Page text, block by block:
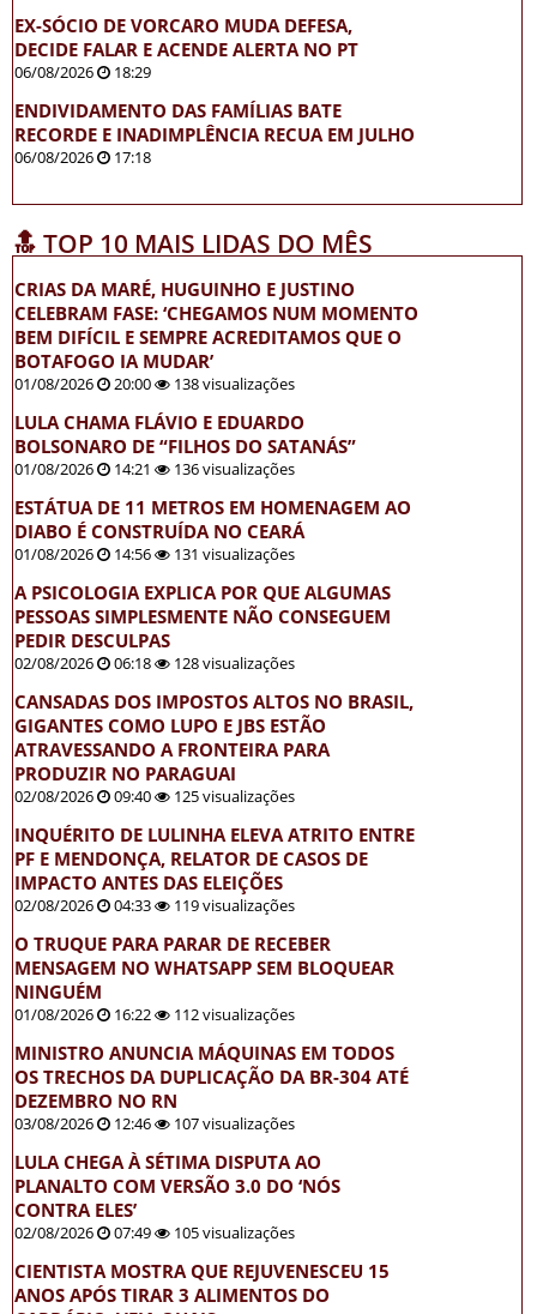
EX-SÓCIO DE VORCARO MUDA DEFESA,
DECIDE FALAR E ACENDE ALERTA NO PT
06/08/2026 18:29
ENDIVIDAMENTO DAS FAMÍLIAS BATE
RECORDE E INADIMPLÊNCIA RECUA EM JULHO
06/08/2026 17:18
🔝 TOP 10 MAIS LIDAS DO MÊS
CRIAS DA MARÉ, HUGUINHO E JUSTINO
CELEBRAM FASE: ‘CHEGAMOS NUM MOMENTO
BEM DIFÍCIL E SEMPRE ACREDITAMOS QUE O
BOTAFOGO IA MUDAR’
01/08/2026 20:00 138 visualizações
LULA CHAMA FLÁVIO E EDUARDO
BOLSONARO DE “FILHOS DO SATANÁS”
01/08/2026 14:21 136 visualizações
ESTÁTUA DE 11 METROS EM HOMENAGEM AO
DIABO É CONSTRUÍDA NO CEARÁ
01/08/2026 14:56 131 visualizações
A PSICOLOGIA EXPLICA POR QUE ALGUMAS
PESSOAS SIMPLESMENTE NÃO CONSEGUEM
PEDIR DESCULPAS
02/08/2026 06:18 128 visualizações
CANSADAS DOS IMPOSTOS ALTOS NO BRASIL,
GIGANTES COMO LUPO E JBS ESTÃO
ATRAVESSANDO A FRONTEIRA PARA
PRODUZIR NO PARAGUAI
02/08/2026 09:40 125 visualizações
INQUÉRITO DE LULINHA ELEVA ATRITO ENTRE
PF E MENDONÇA, RELATOR DE CASOS DE
IMPACTO ANTES DAS ELEIÇÕES
02/08/2026 04:33 119 visualizações
O TRUQUE PARA PARAR DE RECEBER
MENSAGEM NO WHATSAPP SEM BLOQUEAR
NINGUÉM
01/08/2026 16:22 112 visualizações
MINISTRO ANUNCIA MÁQUINAS EM TODOS
OS TRECHOS DA DUPLICAÇÃO DA BR-304 ATÉ
DEZEMBRO NO RN
03/08/2026 12:46 107 visualizações
LULA CHEGA À SÉTIMA DISPUTA AO
PLANALTO COM VERSÃO 3.0 DO ‘NÓS
CONTRA ELES’
02/08/2026 07:49 105 visualizações
CIENTISTA MOSTRA QUE REJUVENESCEU 15
ANOS APÓS TIRAR 3 ALIMENTOS DO